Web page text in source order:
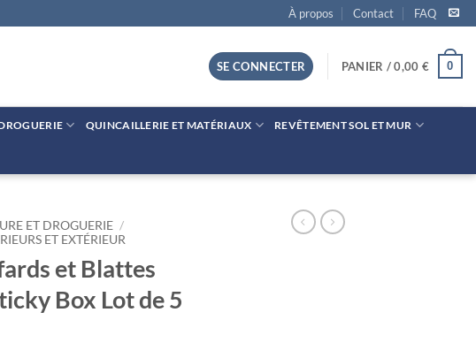
À propos Contact FAQ
SE CONNECTER PANIER /0,00 € 0
QUINCAILLERIE ET MATÉRIAUX REVÊTEMENT SOL ET MUR
ET DROGUERIE /
ET EXTÉRIEUR
et Blattes
Box Lot de 5